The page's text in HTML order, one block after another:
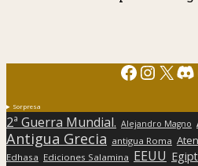
X
Sorpresa
2ª Guerra Mundial. Alejandro Magno
Antigua Grecia antigua Roma
Edhasa Ediciones Salamina EEUU